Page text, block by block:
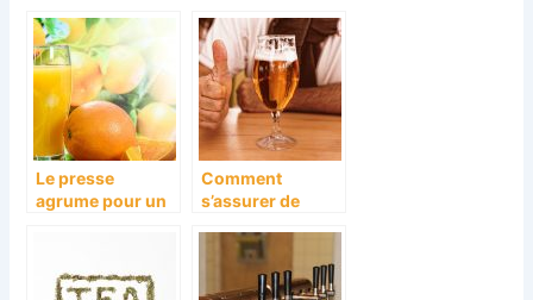
Le presse
agrume pour un
Comment
s’assurer de
fraîche pour ses
invités ?